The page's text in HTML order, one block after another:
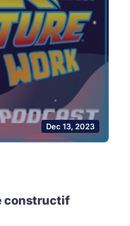
Dec 13, 2023
constructif